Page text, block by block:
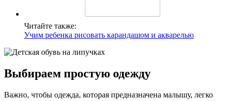
Читайте также:
Учим ребенка рисовать карандашом и акварелью
Выбираем простую одежду
Важно, чтобы одежда, которая предназначена малышу, легко